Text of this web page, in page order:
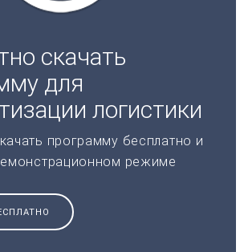
скачать
для
логистики
программу бесплатно и
режиме